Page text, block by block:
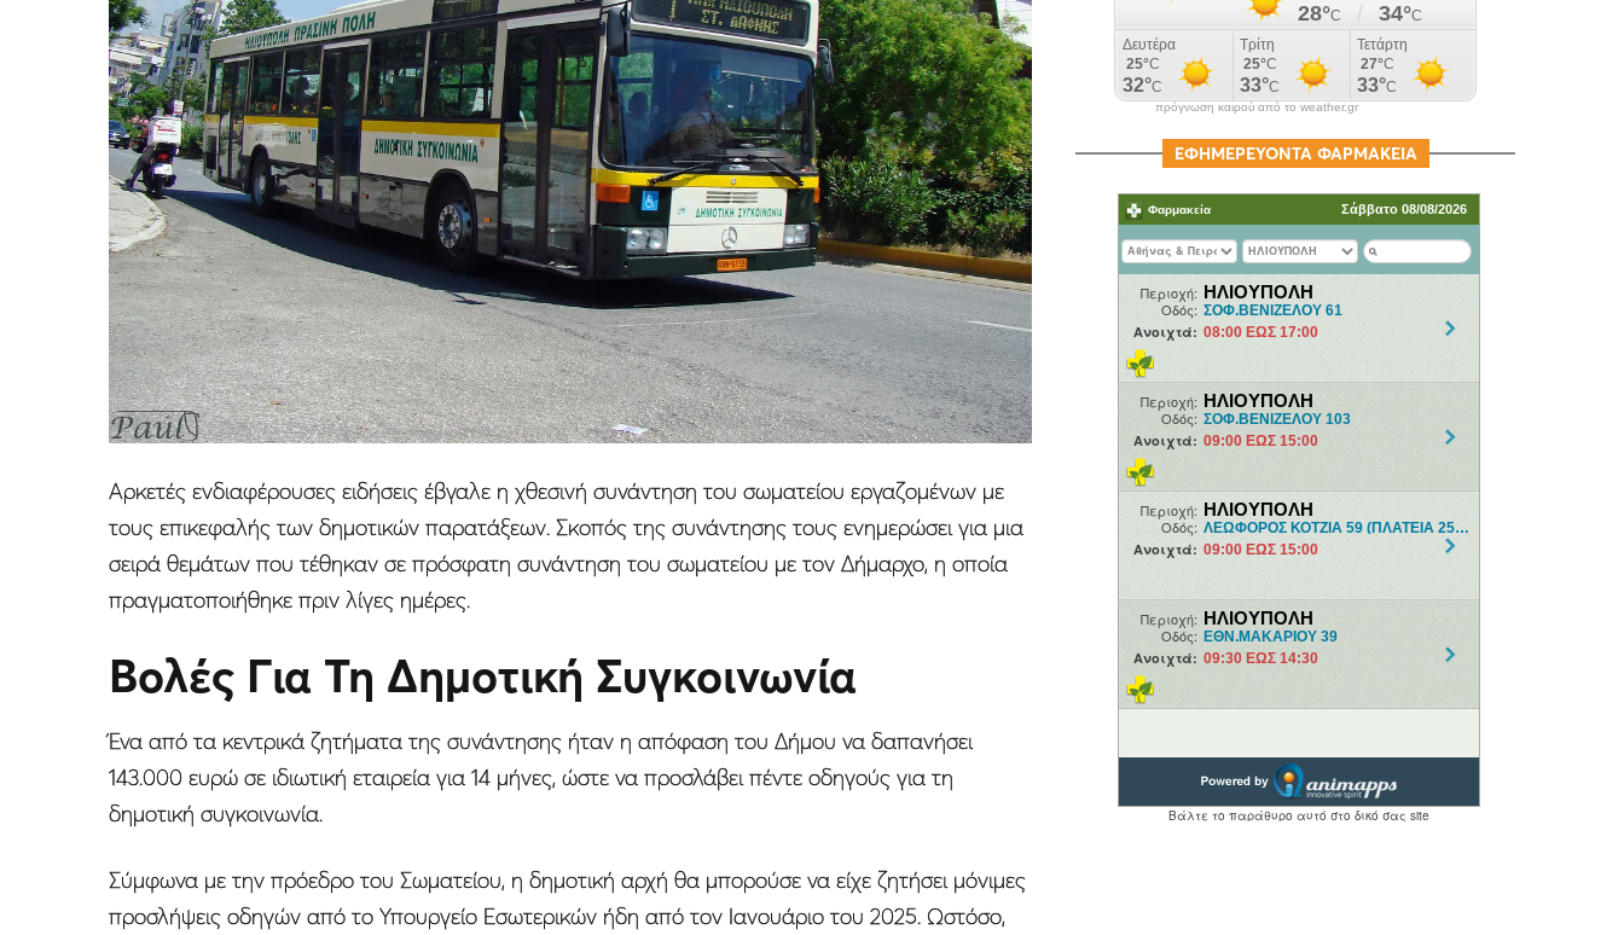
Αρκετές ενδιαφέρουσες ειδήσεις έβγαλε η χθεσινή συνάντηση του σωματείου εργαζομένων με
τους επικεφαλής των δημοτικών παρατάξεων. Σκοπός της συνάντησης τους ενημερώσει για μια
σειρά θεμάτων που τέθηκαν σε πρόσφατη συνάντηση του σωματείου με τον Δήμαρχο, η οποία
πραγματοποιήθηκε πριν λίγες ημέρες.
Βολές Για Τη Δημοτική Συγκοινωνία
Ένα από τα κεντρικά ζητήματα της συνάντησης ήταν η απόφαση του Δήμου να δαπανήσει
143.000 ευρώ σε ιδιωτική εταιρεία για 14 μήνες, ώστε να προσλάβει πέντε οδηγούς για τη
δημοτική συγκοινωνία.
Σύμφωνα με την πρόεδρο του Σωματείου, η δημοτική αρχή θα μπορούσε να είχε ζητήσει μόνιμες
προσλήψεις οδηγών από το Υπουργείο Εσωτερικών ήδη από τον Ιανουάριο του 2025. Ωστόσο,
πρόγνωση καιρού από το weather.gr
ΕΦΗΜΕΡΕΥΟΝΤΑ ΦΑΡΜΑΚΕΙΑ